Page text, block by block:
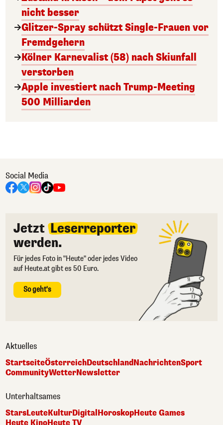
nicht besser
Glitzer-Spray schützt Single-Frauen vor
Fremdgehern
Kölner Karnevalist (58) nach Skiunfall
verstorben
Apple investiert nach Trump-Meeting
500 Milliarden
Social Media
Jetzt Leserreporter
werden.
Für jedes Foto in "Heute" oder jedes Video
auf Heute.at gibt es 50 Euro.
So geht's
Aktuelles
StartseiteÖsterreichDeutschlandNachrichtenSport
CommunityWetterNewsletter
Unterhaltsames
StarsLeuteKulturDigital HoroskopHeute Games
Heute KinoHeute TV